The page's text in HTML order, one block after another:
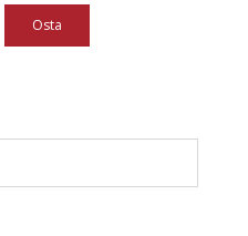
Osta